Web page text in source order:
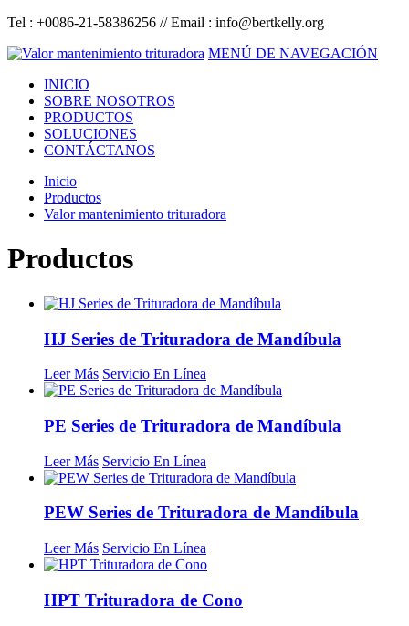
Tel : +0086-21-58386256 // Email : info@bertkelly.org
MENÚ DE NAVEGACIÓN
INICIO
SOBRE NOSOTROS
PRODUCTOS
SOLUCIONES
CONTÁCTANOS
Inicio
Productos
Valor mantenimiento trituradora
Productos
HJ Series de Trituradora de Mandíbula
Leer Más Servicio En Línea
PE Series de Trituradora de Mandíbula
Leer Más Servicio En Línea
PEW Series de Trituradora de Mandíbula
Leer Más Servicio En Línea
HPT Trituradora de Cono